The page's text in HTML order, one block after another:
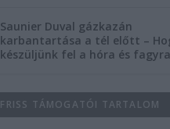
Saunier Duval gázkazán
karbantartása a tél előtt –
készüljünk fel a hóra és
FRISS TÁMOGATÓI TARTALOM